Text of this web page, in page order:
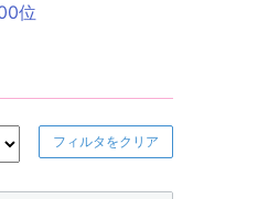
位
フィルタをクリア